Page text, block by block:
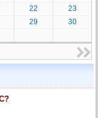
22
23
29
30